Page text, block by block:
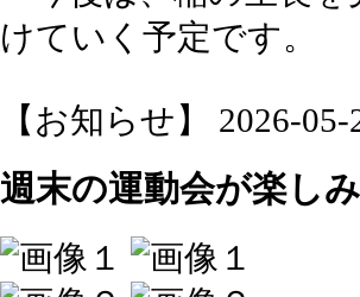
けていく予定です。
【お知らせ】 2026-
週末の運動会が楽し